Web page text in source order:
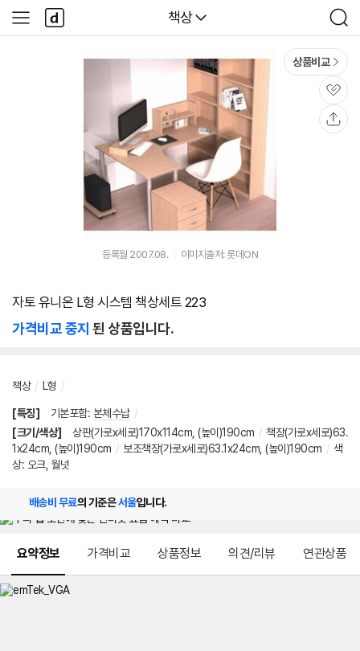
다나와
책상
검
색
사
이
다
나
와
상품비교
관
심
등록월 2007.08. 이미지출처: 롯데ON
자토 유니온 L형 시스템 책상세트 223
가격비교 중지 된 상품입니다.
책상 / L형 /
[특징] 기본포함: 본체수납 /
[크기/색상]
상판(가로x세로)170x114cm, (높이)190cm / 책장(가로x세로)63.
1x24cm, (높이)190cm / 보조책장(가로x세로)63.1x24cm, (높이)190cm / 색
상: 오크, 월넛
배송비 무료의 기준은서울입니다.
요약정보 가격비교 상품정보 의견/리뷰 연관상품